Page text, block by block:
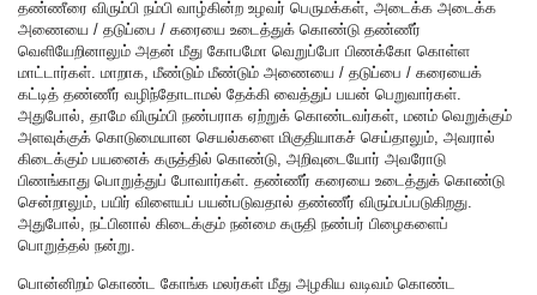
தண்ணீரை விரும்பி நம்பி வாழ்கின்ற உழவர் பெருமக்கள், அடைக்க அடைக்க
அணையை / தடுப்பை / கரையை உடைத்துக் கொண்டு தண்ணீர்
வெளியேறினாலும் அதன் மீது கோபமோ வெறுப்போ பிணக்கோ கொள்ள
மாட்டார்கள். மாறாக, மீண்டும் மீண்டும் அணையை / தடுப்பை / கரையைக்
கட்டித் தண்ணீர் வழிந்தோடாமல் தேக்கி வைத்துப் பயன் பெறுவார்கள்.
அதுபோல், தாமே விரும்பி நண்பராக ஏற்றுக் கொண்டவர்கள், மனம் வெறுக்கும்
அளவுக்குக் கொடுமையான செயல்களை மிகுதியாகச் செய்தாலும், அவரால்
கிடைக்கும் பயனைக் கருத்தில் கொண்டு, அறிவுடையோர் அவரோடு
பிணங்காது பொறுத்துப் போவார்கள். தண்ணீர் கரையை உடைத்துக் கொண்டு
சென்றாலும், பயிர் விளையப் பயன்படுவதால் தண்ணீர் விரும்பப்படுகிறது.
அதுபோல், நட்பினால் கிடைக்கும் நன்மை கருதி நண்பர் பிழைகளைப்
பொறுத்தல் நன்று.
பொன்னிறம் கொண்ட கோங்க மலர்கள் மீது அழகிய வடிவம் கொண்ட